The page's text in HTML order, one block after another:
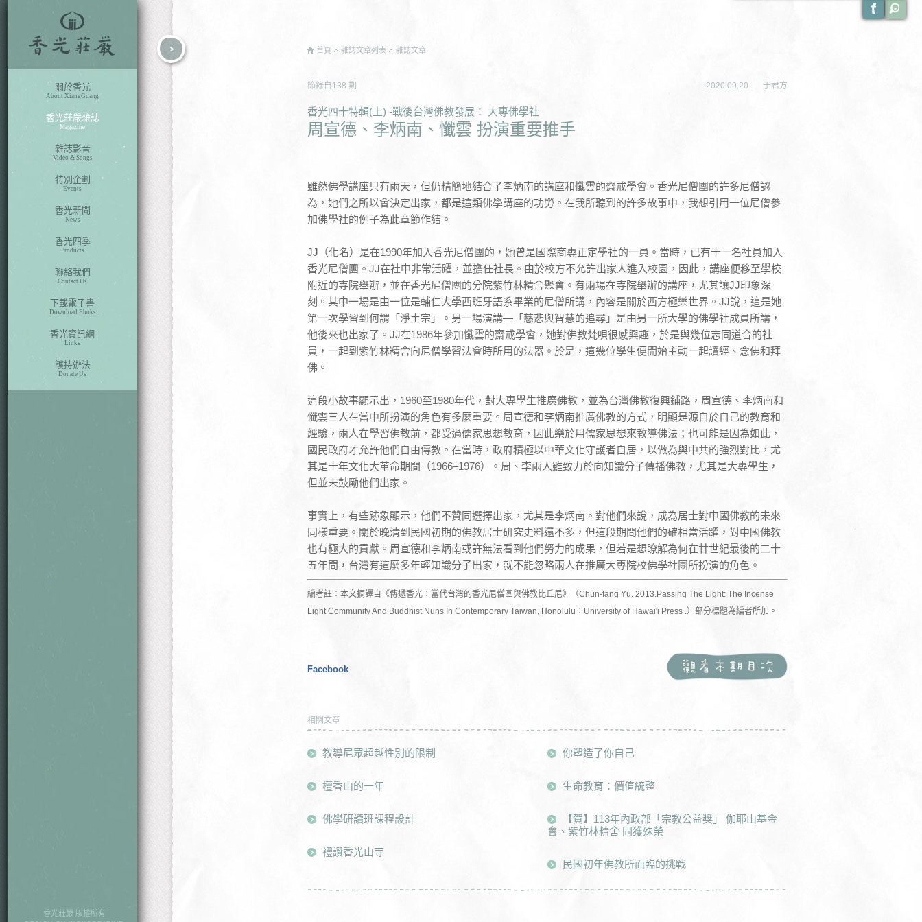
關於香光
About XiangGuang
香光莊嚴雜誌
Magazine
雜誌影音
Video & Songs
特別企劃
Events
香光新聞
News
香光四季
Products
聯絡我們
Contact Us
下載電子書
Download Eboks
香光資訊網
Links
護持辦法
Donate Us
香光莊嚴 版權所有
首頁 雜誌文章列表 雜誌文章
節錄自 138 期 2020.09.20 于君方
香光四十特輯(上) -戰後台灣佛教發展： 大專佛學社
周宣德、李炳南、懺雲 扮演重要推手
雖然佛學講座只有兩天，但仍精簡地結合了李炳南的講座和懺雲的齋戒學會。香光尼僧團的許多尼僧認
為，她們之所以會決定出家，都是這類佛學講座的功勞。在我所聽到的許多故事中，我想引用一位尼僧參
加佛學社的例子為此章節作結。
JJ（化名）是在1990年加入香光尼僧團的，她曾是國際商專正定學社的一員。當時，已有十一名社員加入
香光尼僧團。JJ在社中非常活躍，並擔任社長。由於校方不允許出家人進入校園，因此，講座便移至學校
附近的寺院舉辦，並在香光尼僧團的分院紫竹林精舍聚會。有兩場在寺院舉辦的講座，尤其讓JJ印象深
刻。其中一場是由一位是輔仁大學西班牙語系畢業的尼僧所講，內容是關於西方極樂世界。JJ說，這是她
第一次學習到何謂「淨土宗」。另一場演講―「慈悲與智慧的追尋」是由另一所大學的佛學社成員所講，
他後來也出家了。JJ在1986年參加懺雲的齋戒學會，她對佛教梵唄很感興趣，於是與幾位志同道合的社
員，一起到紫竹林精舍向尼僧學習法會時所用的法器。於是，這幾位學生便開始主動一起讀經、念佛和拜
佛。
這段小故事顯示出，1960至1980年代，對大專學生推廣佛教，並為台灣佛教復興鋪路，周宣德、李炳南和
懺雲三人在當中所扮演的角色有多麼重要。周宣德和李炳南推廣佛教的方式，明顯是源自於自己的教育和
經驗，兩人在學習佛教前，都受過儒家思想教育，因此樂於用儒家思想來教導佛法；也可能是因為如此，
國民政府才允許他們自由傳教。在當時，政府積極以中華文化守護者自居，以做為與中共的強烈對比，尤
其是十年文化大革命期間（1966–1976）。周、李兩人雖致力於向知識分子傳播佛教，尤其是大專學生，
但並未鼓勵他們出家。
事實上，有些跡象顯示，他們不贊同選擇出家，尤其是李炳南。對他們來說，成為居士對中國佛教的未來
同樣重要。關於晚清到民國初期的佛教居士研究史料還不多，但這段期間他們的確相當活躍，對中國佛教
也有極大的貢獻。周宣德和李炳南或許無法看到他們努力的成果，但若是想瞭解為何在廿世紀最後的二十
五年間，台灣有這麼多年輕知識分子出家，就不能忽略兩人在推廣大專院校佛學社團所扮演的角色。
編者註：本文摘譯自《傳遞香光：當代台灣的香光尼僧團與佛教比丘尼》（Chün-fang Yü. 2013.Passing The Light: The Incense
Light Community And Buddhist Nuns In Contemporary Taiwan, Honolulu：University of Hawai'i Press .）部分標題為編者所加。
Facebook
相關文章
教導尼眾超越性別的限制
檀香山的一年
佛學研讀班課程設計
禮讚香光山寺
你塑造了你自己
生命教育：價值統整
【賀】113年內政部「宗教公益獎」 伽耶山基金
會、紫竹林精舍 同獲殊榮
民國初年佛教所面臨的挑戰